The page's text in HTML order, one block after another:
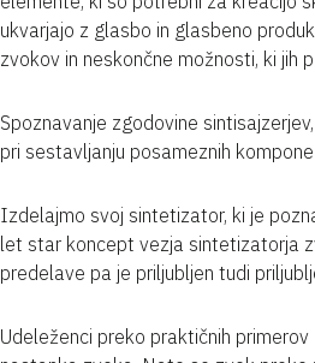
ukvarjajo z glasbo in glasbeno
zvokov in neskončne možnosti, ki jih
Spoznavanje zgodovine
pri sestavljanju posameznih
Izdelajmo svoj sintetizator, ki je
let star koncept vezja sintetizatorja
predelave pa je priljubljen tudi
Udeleženci preko praktičnih